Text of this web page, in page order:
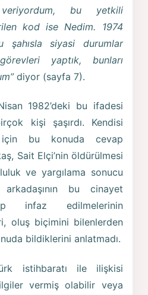
bu yetkili
kod ise Nedim. 1974
şahısla siyasi durumlar
yaptık, bunları
diyor (sayfa 7).
1982’deki bu ifadesi
kişi şaşırdı. Kendisi
için bu konuda cevap
Sait Elçi’nin öldürülmesi
ve yargılama sonucu
bu cinayet
infaz edilmelerinin
oluş biçimini bilenlerden
bildiklerini anlatmadı.
istihbaratı ile ilişkisi
vermiş olabilir veya